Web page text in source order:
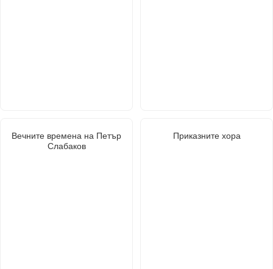
Вечните времена на Петър
Слабаков
Приказните хора